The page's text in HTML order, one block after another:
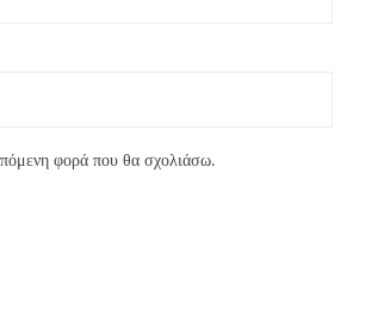
φορά που θα σχολιάσω.